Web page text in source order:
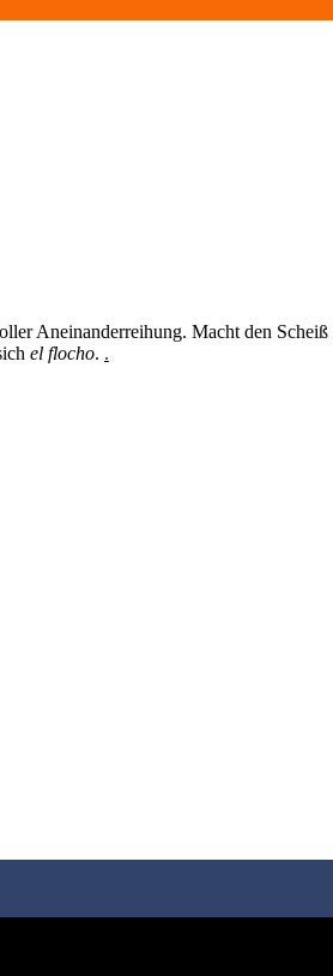
Aneinanderreihung. Macht den
el flocho. .